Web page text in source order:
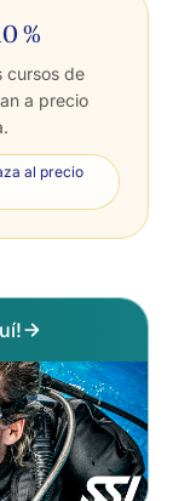
%
cursos de
a precio
al precio